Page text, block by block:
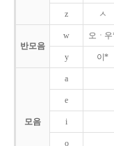
z ㅅ
반모음
w 오ㆍ
y 이*
모음
a
e
i
o